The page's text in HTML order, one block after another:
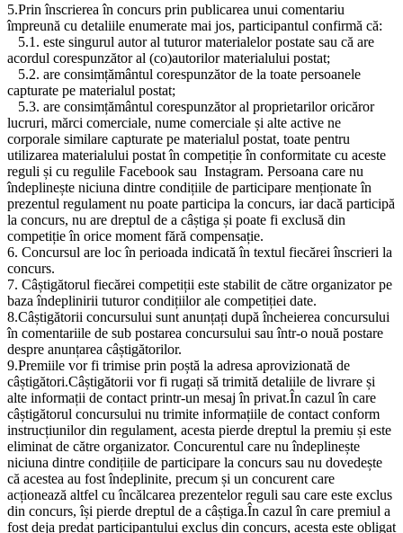
5.Prin înscrierea în concurs prin publicarea unui comentariu
împreună cu detaliile enumerate mai jos, participantul confirmă că:
5.1. este singurul autor al tuturor materialelor postate sau că are
acordul corespunzător al (co)autorilor materialului postat;
5.2. are consimțământul corespunzător de la toate persoanele
capturate pe materialul postat;
5.3. are consimțământul corespunzător al proprietarilor oricăror
lucruri, mărci comerciale, nume comerciale și alte active ne
corporale similare capturate pe materialul postat, toate pentru
utilizarea materialului postat în competiție în conformitate cu aceste
reguli și cu regulile Facebook sau Instagram. Persoana care nu
îndeplinește niciuna dintre condițiile de participare menționate în
prezentul regulament nu poate participa la concurs, iar dacă participă
la concurs, nu are dreptul de a câștiga și poate fi exclusă din
competiție în orice moment fără compensație.
6. Concursul are loc în perioada indicată în textul fiecărei înscrieri la
concurs.
7. Câștigătorul fiecărei competiții este stabilit de către organizator pe
baza îndeplinirii tuturor condițiilor ale competiției date.
8.Câștigătorii concursului sunt anunțați după încheierea concursului
în comentariile de sub postarea concursului sau într-o nouă postare
despre anunțarea câștigătorilor.
9.Premiile vor fi trimise prin poștă la adresa aprovizionată de
câștigători.Câștigătorii vor fi rugați să trimită detaliile de livrare și
alte informații de contact printr-un mesaj în privat.În cazul în care
câștigătorul concursului nu trimite informațiile de contact conform
instrucțiunilor din regulament, acesta pierde dreptul la premiu și este
eliminat de către organizator. Concurentul care nu îndeplinește
niciuna dintre condițiile de participare la concurs sau nu dovedește
că acestea au fost îndeplinite, precum și un concurent care
acționează altfel cu încălcarea prezentelor reguli sau care este exclus
din concurs, își pierde dreptul de a câștiga.În cazul în care premiul a
fost deja predat participantului exclus din concurs, acesta este obligat